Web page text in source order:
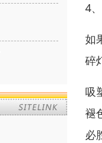
4
如
碎
吸
褪
必